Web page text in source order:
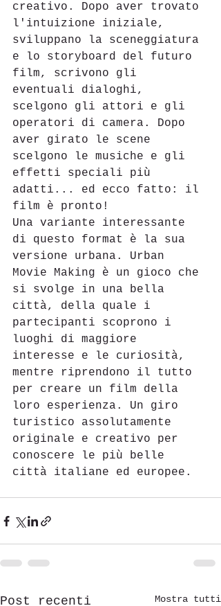
creativo. Dopo aver trovato
l'intuizione iniziale,
sviluppano la sceneggiatura
e lo storyboard del futuro
film, scrivono gli
eventuali dialoghi,
scelgono gli attori e gli
operatori di camera. Dopo
aver girato le scene
scelgono le musiche e gli
effetti speciali più
adatti... ed ecco fatto: il
film è pronto!
Una variante interessante
di questo format è la sua
versione urbana. Urban
Movie Making è un gioco che
si svolge in una bella
città, della quale i
partecipanti scoprono i
luoghi di maggiore
interesse e le curiosità,
mentre riprendono il tutto
per creare un film della
loro esperienza. Un giro
turistico assolutamente
originale e creativo per
conoscere le più belle
città italiane ed europee.
Post recenti Mostra tutti